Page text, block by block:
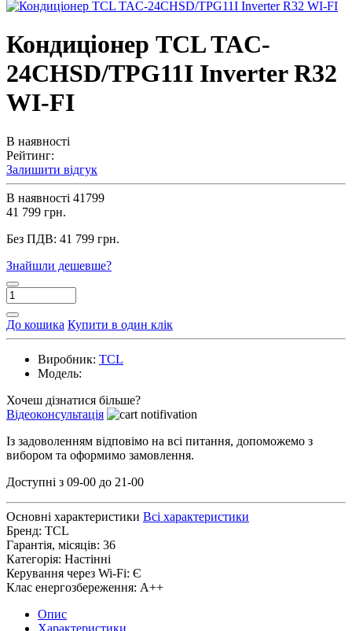
Кондиціонер TCL TAC-
24CHSD/TPG11I Inverter R32
WI-FI
В наявності
Рейтинг:
Залишити відгук
В наявності 41799
41 799 грн.
Без ПДВ: 41 799 грн.
Знайшли дешевше?
До кошика Купити в один клік
Виробник: TCL
Модель:
Хочеш дізнатися більше?
Відеоконсультація
Із задоволенням відповімо на всі питання, допоможемо з
вибором та оформимо замовлення.
Доступні з 09-00 до 21-00
Основні характеристики Всі характеристики
Бренд: TCL
Гарантія, місяців: 36
Категорія: Настінні
Керування через Wi-Fi: Є
Клас енергозбереження: A++
Опис
Характеристики